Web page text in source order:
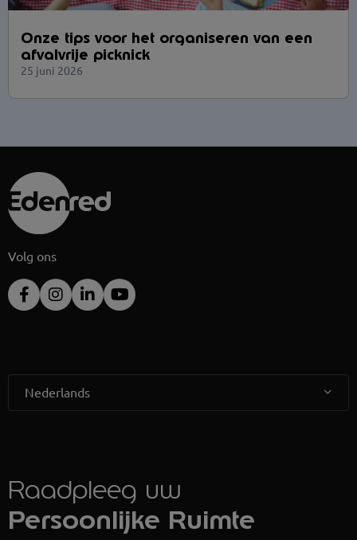
Onze tips voor het organiseren van een
afvalvrije picknick
25 juni 2026
Volg ons
Nederlands
Raadpleeg uw
Persoonlijke Ruimte